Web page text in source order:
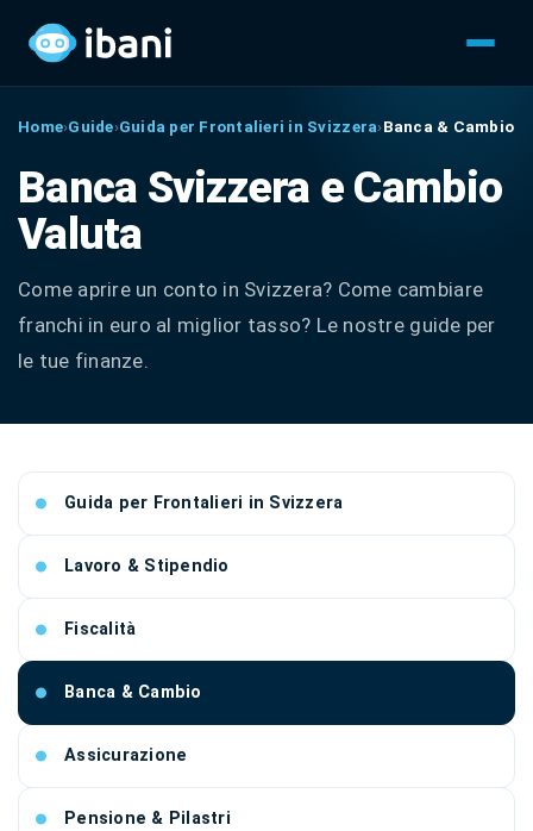
Home›Guide›Guida per Frontalieri in Svizzera›Banca & Cambio
Banca Svizzera e Cambio
Valuta
Come aprire un conto in Svizzera? Come cambiare
franchi in euro al miglior tasso? Le nostre guide per
le tue finanze.
Guida per Frontalieri in Svizzera
Lavoro & Stipendio
Fiscalità
Banca & Cambio
Assicurazione
Pensione & Pilastri